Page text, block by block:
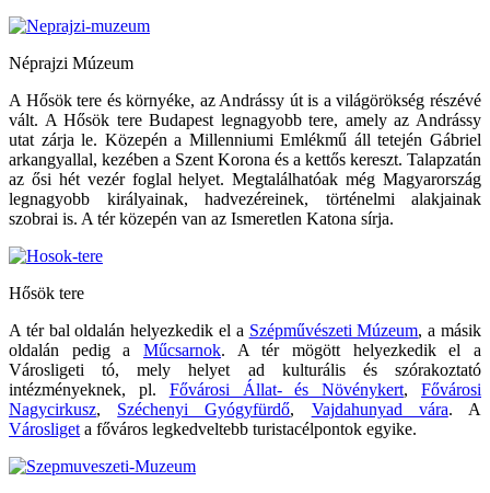
Néprajzi Múzeum
A Hősök tere és környéke, az Andrássy út is a világörökség részévé
vált. A Hősök tere Budapest legnagyobb tere, amely az Andrássy
utat zárja le. Közepén a Millenniumi Emlékmű áll tetején Gábriel
arkangyallal, kezében a Szent Korona és a kettős kereszt. Talapzatán
az ősi hét vezér foglal helyet. Megtalálhatóak még Magyarország
legnagyobb királyainak, hadvezéreinek, történelmi alakjainak
szobrai is. A tér közepén van az Ismeretlen Katona sírja.
Hősök tere
A tér bal oldalán helyezkedik el a Szépművészeti Múzeum, a másik
oldalán pedig a Műcsarnok. A tér mögött helyezkedik el a
Városligeti tó, mely helyet ad kulturális és szórakoztató
intézményeknek, pl. Fővárosi Állat- és Növénykert,Fővárosi
Nagycirkusz, Széchenyi Gyógyfürdő, Vajdahunyad vára. A
Városliget a főváros legkedveltebb turistacélpontok egyike.